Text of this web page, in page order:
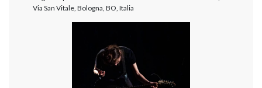
Via San Vitale, Bologna, BO, Italia